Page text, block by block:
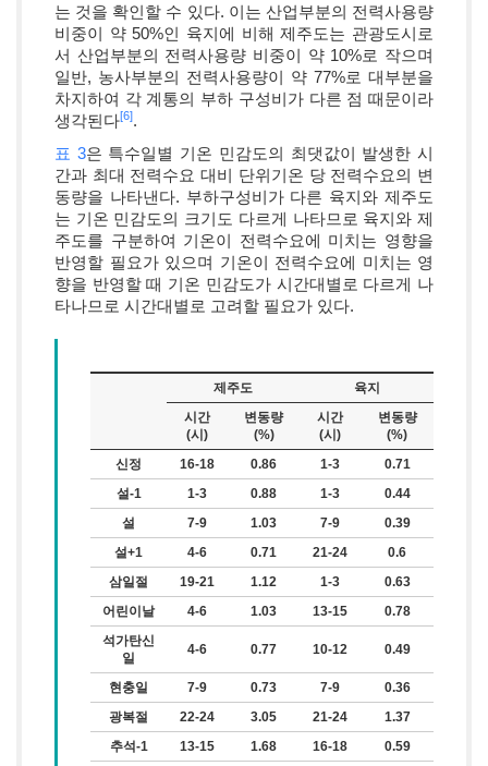
는 것을 확인할 수 있다. 이는 산업부분의 전력사용량
비중이 약 50%인 육지에 비해 제주도는 관광도시로
서 산업부분의 전력사용량 비중이 약 10%로 작으며
일반, 농사부분의 전력사용량이 약 77%로 대부분을
차지하여 각 계통의 부하 구성비가 다른 점 때문이라
생각된다[6].
표 3은 특수일별 기온 민감도의 최댓값이 발생한 시
간과 최대 전력수요 대비 단위기온 당 전력수요의 변
동량을 나타낸다. 부하구성비가 다른 육지와 제주도
는 기온 민감도의 크기도 다르게 나타므로 육지와 제
주도를 구분하여 기온이 전력수요에 미치는 영향을
반영할 필요가 있으며 기온이 전력수요에 미치는 영
향을 반영할 때 기온 민감도가 시간대별로 다르게 나
타나므로 시간대별로 고려할 필요가 있다.
제주도
육지
시간
(시)
변동량
(%)
시간
(시)
변동량
(%)
신정
16-18 0.86 1-3
0.71
설-1
1-3 0.88 1-3
0.44
설
7-9 1.03 7-9
0.39
설+1
4-6 0.71 21-24
0.6
삼일절
19-21 1.12 1-3
0.63
어린이날
4-6 1.03 13-15
0.78
석가탄신
일
4-6 0.77 10-12 0.49
현충일 7-9 0.73 7-9
0.36
광복절
22-24 3.05 21-24
1.37
추석-1
13-15 1.68 16-18
0.59